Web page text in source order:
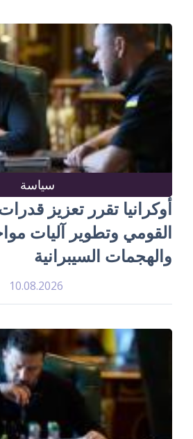
سياسة
أوكرانيا تقرر تعزيز
القومي وتطوير آليات
والهجمات السيبرانية
10.08.2026